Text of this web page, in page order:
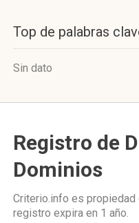
Top de palabras
Sin dato
Registro de
Dominios
Criterio.info es
registro expira en 1 año.